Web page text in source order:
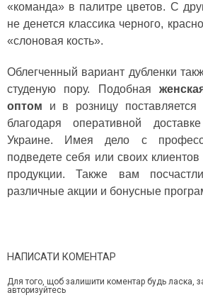
«команда» в палитре цветов. С
не денется классика черного,
«слоновая кость».
Облегченный вариант дубленки
студеную пору. Подобная
оптом и в розницу
благодаря оперативной
Украине. Имея дело с
подведете себя или своих
продукции. Также вам
различные акции и бонусные
НАПИСАТИ КОМЕНТАР
Для того, щоб залишити коментар будь ласка,
авторизуйтесь